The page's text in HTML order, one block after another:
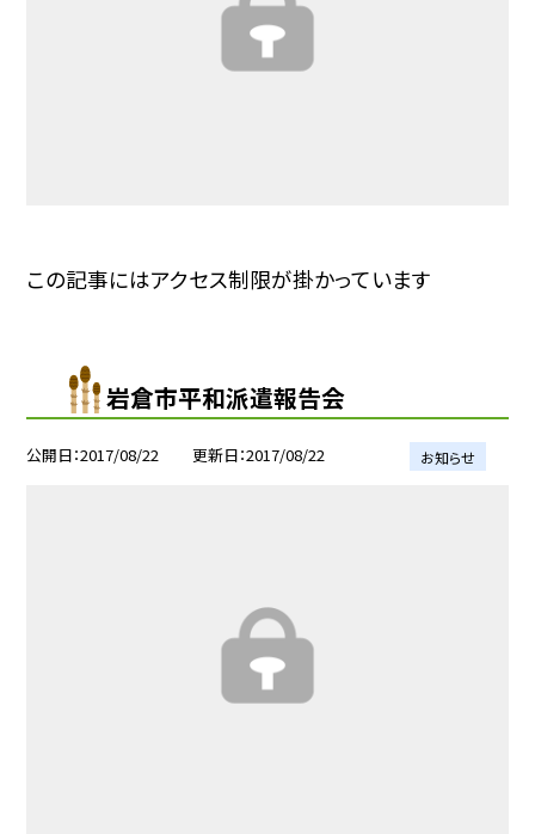
この記事にはアクセス制限が掛かっています
岩倉市平和派遣報告会
公開日 2017/08/22 更新日 2017/08/22 お知らせ